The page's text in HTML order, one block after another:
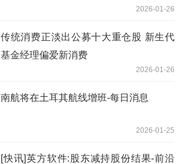
2026-01-26
传统消费正淡出公募十大重仓股 新生代
基金经理偏爱新消费
2026-01-26
南航将在土耳其航线增班-每日消息
2026-01-25
[快讯]英方软件:股东减持股份结果-前沿